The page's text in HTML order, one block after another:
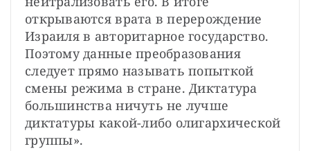
открываются врата в перерождение
Израиля в авторитарное государство.
Поэтому данные преобразования
следует прямо называть попыткой
смены режима в стране. Диктатура
большинства ничуть не лучше
диктатуры какой-либо олигархической
группы».